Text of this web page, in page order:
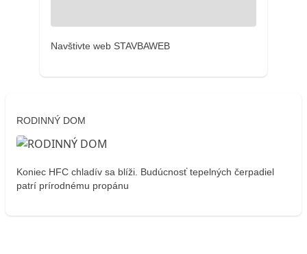
Navštivte web STAVBAWEB
RODINNÝ DOM
Koniec HFC chladív sa blíži. Budúcnosť tepelných čerpadiel
patrí prírodnému propánu